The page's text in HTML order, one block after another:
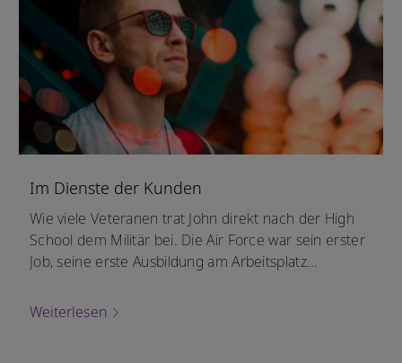
Im Dienste der Kunden
Wie viele Veteranen trat John direkt nach der High
School dem Militär bei. Die Air Force war sein erster
Job, seine erste Ausbildung am Arbeitsplatz...
Weiterlesen